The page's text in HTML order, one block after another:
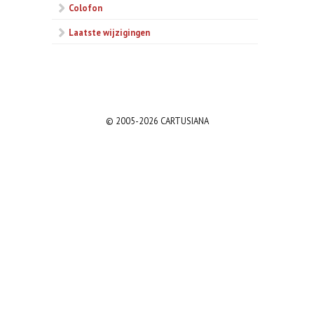
Colofon
Laatste wijzigingen
© 2005-2026 CARTUSIANA